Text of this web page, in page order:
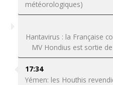
météorologiques)
Hantavirus : la Française
MV Hondius est sortie
17:34
Yémen: les Houthis